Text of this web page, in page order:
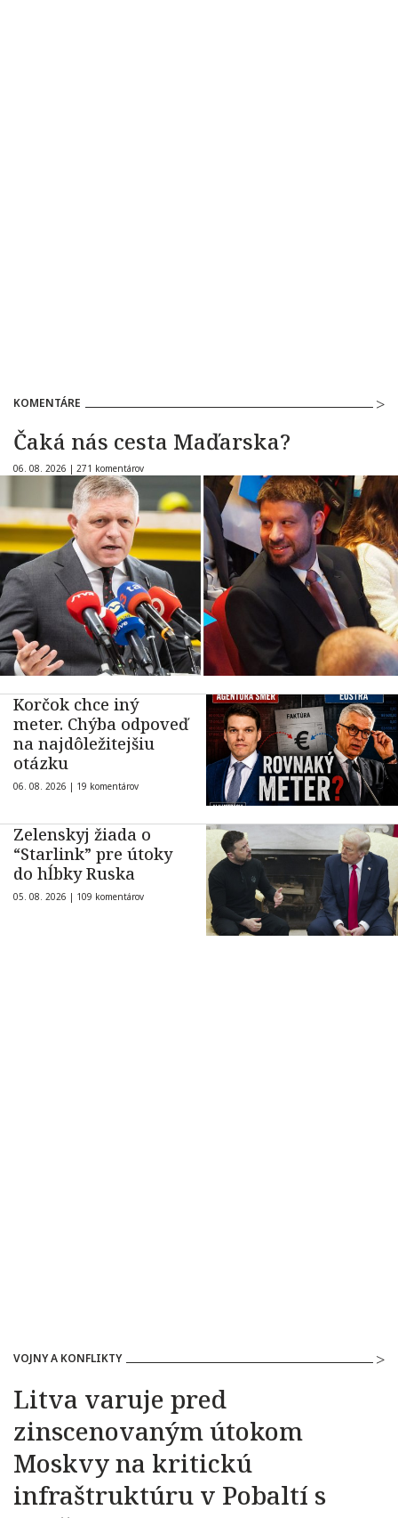
KOMENTÁRE
Čaká nás cesta Maďarska?
06. 08. 2026 | 271 komentárov
Korčok chce iný
meter. Chýba odpoveď
na najdôležitejšiu
otázku
06. 08. 2026 | 19 komentárov
Zelenskyj žiada o
“Starlink” pre útoky
do hĺbky Ruska
05. 08. 2026 | 109 komentárov
VOJNY A KONFLIKTY
Litva varuje pred
zinscenovaným útokom
Moskvy na kritickú
infraštruktúru v Pobaltí s